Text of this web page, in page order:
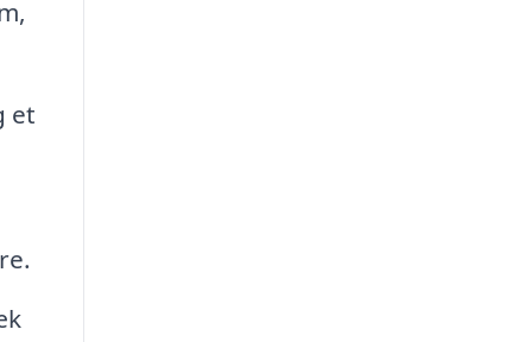
et